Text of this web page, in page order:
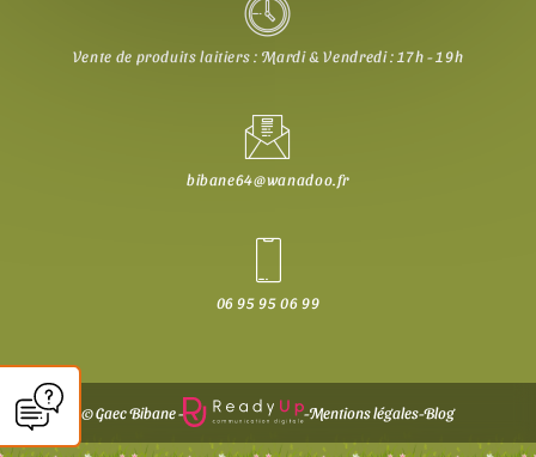
Vente de produits laitiers : Mardi & Vendredi : 17h - 19h
bibane64@wanadoo.fr
06 95 95 06 99
© Gaec Bibane - -Mentions légales-Blog